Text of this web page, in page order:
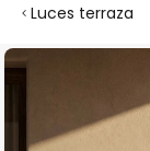
Luces terraza
Saltar